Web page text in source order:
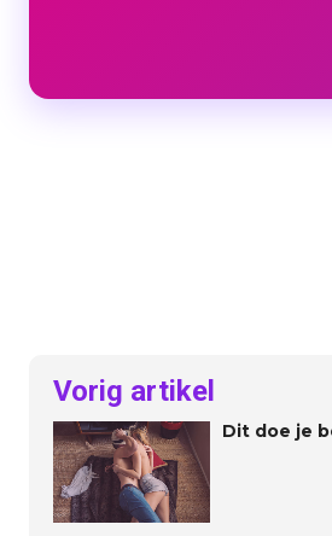
Vorig artikel
Dit doe je